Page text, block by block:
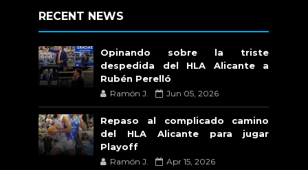
RECENT NEWS
Opinando sobre la triste
despedida del HLA Alicante a
Rubén Perelló
Ramón J. Jun 05, 2026
Repaso al complicado camino
del HLA Alicante para jugar
Playoff
Ramón J. Apr 15, 2026